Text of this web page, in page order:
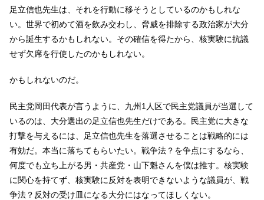
足立信也先生は、それを行動に移そうとしているのかもしれな
い。世界で初めて酒を飲み交わし、脅威を排除する政治家が大分
から誕生するかもしれない。その確信を得たから、核実験に抗議
せず欠席を行使したのかもしれない。
かもしれないのだ。
民主党岡田代表が言うように、九州1人区で民主党議員が当選して
いるのは、大分選出の足立信也先生だけである。民主党に大きな
打撃を与えるには、足立信也先生を落選させることは戦略的には
有効だ。本当に落ちてもらいたい。戦争法？を争点にするなら、
何度でも立ち上がる男・共産党・山下魁さんを僕は推す。核実験
に関心を持てず、核実験に反対を表明できないような議員が、戦
争法？反対の受け皿になる大分にはなってほしくない。